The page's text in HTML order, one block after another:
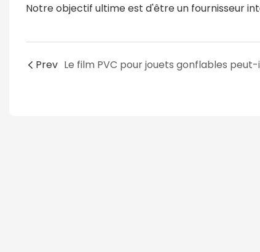
Notre objectif ultime est d'être un fournisseur
Prev